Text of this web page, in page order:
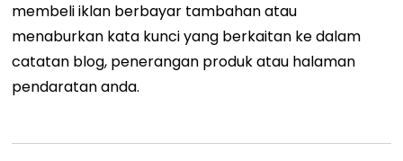
membeli iklan berbayar tambahan atau
menaburkan kata kunci yang berkaitan ke dalam
catatan blog, penerangan produk atau halaman
pendaratan anda.